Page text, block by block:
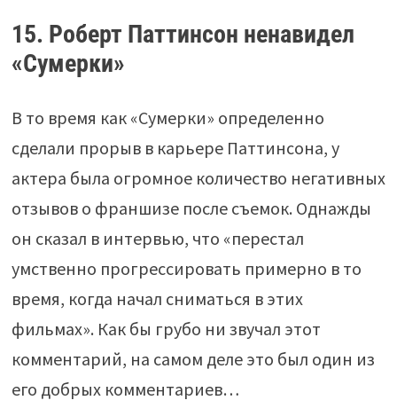
15. Роберт Паттинсон ненавидел
«Сумерки»
В то время как «Сумерки» определенно
сделали прорыв в карьере Паттинсона, у
актера была огромное количество негативных
отзывов о франшизе после съемок. Однажды
он сказал в интервью, что «перестал
умственно прогрессировать примерно в то
время, когда начал сниматься в этих
фильмах». Как бы грубо ни звучал этот
комментарий, на самом деле это был один из
его добрых комментариев…